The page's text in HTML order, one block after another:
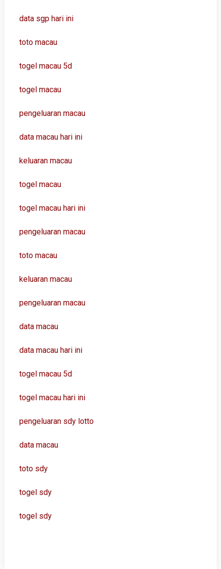
data sgp hari ini
toto macau
togel macau 5d
togel macau
pengeluaran macau
data macau hari ini
keluaran macau
togel macau
togel macau hari ini
pengeluaran macau
toto macau
keluaran macau
pengeluaran macau
data macau
data macau hari ini
togel macau 5d
togel macau hari ini
pengeluaran sdy lotto
data macau
toto sdy
togel sdy
togel sdy